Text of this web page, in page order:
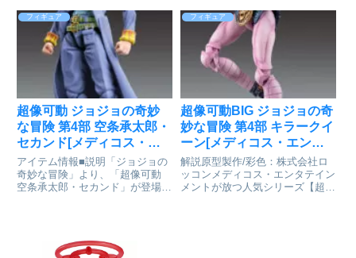
園”で登場した「ライザ」ことラ
イザリン・シュタウトがスケール
フィギュア化！ランターナ学園に
編入してきた「レスナ」を迎え
る、錬金術...
ポリゴンソフビ レッドXIII©
2018 - 2021 SQUARE ENIX CO.,
LTD. All...
フィギュア
超像可動 ジョジョの奇妙
な冒険 第4部 空条承太郎・
セカンド[メディコス・エ
ンタテインメント]が予約
受付中
アイテム情報■説明「ジョジョの
奇妙な冒険」より、「超像可動
空条承太郎・セカンド」が登場で
交換対応対象外となります。予め
ご了承下さい。ジョジョの奇妙
フィギュア
超像可動BIG ジョジョの奇
妙な冒険 第4部 キラークイ
ーン[メディコス・エンタ
テインメント]が予約受付
中
解説原型製作/彩色：株式会社ロ
ッコンメディコス・エンタテイン
メントが放つ人気シリーズ【超像